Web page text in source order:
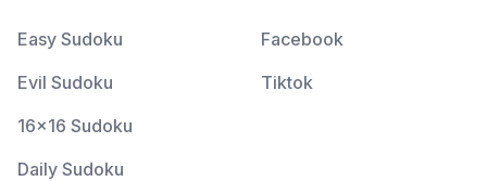
Easy Sudoku
Evil Sudoku
16x16 Sudoku
Daily Sudoku
Facebook
Tiktok